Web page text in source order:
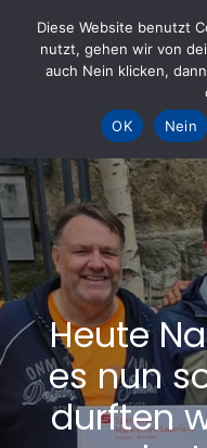
content
–
Heute
es nun
durften
Diese Website benutzt
nutzt, gehen wir von
auch Nein klicken,
OK
Nein